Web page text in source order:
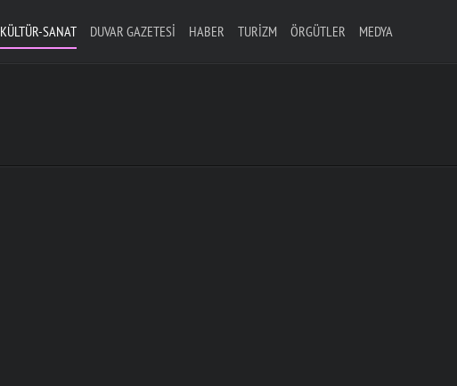
KÜLTÜR-SANAT DUVAR GAZETESI HABER TURIZM ÖRGÜTLER MEDYA